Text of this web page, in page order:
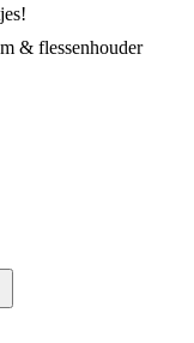
& flessenhouder